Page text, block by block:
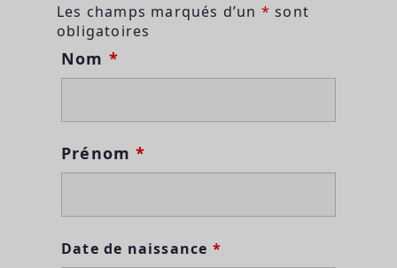
Les champs marqués d’un * sont
obligatoires
Nom *
Prénom*
Date de naissance *